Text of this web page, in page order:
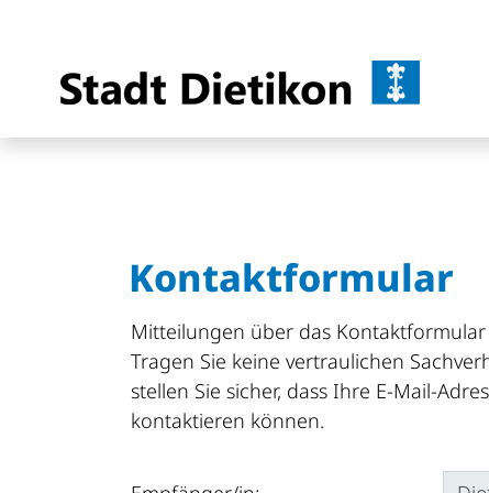
zur Startseite
Direkt zur Hauptnavigation
Direkt zum Inhalt
Direkt zur Suche
Direkt zum Stichwortverzeichnis
Kontaktformular
Mitteilungen über das
Tragen Sie keine vertraulichen
stellen Sie sicher, dass Ihre E-Mail-
kontaktieren können.